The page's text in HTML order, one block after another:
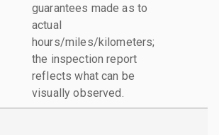
guarantees made as to
actual
hours/miles/kilometers;
the inspection report
reflects what can be
visually observed.